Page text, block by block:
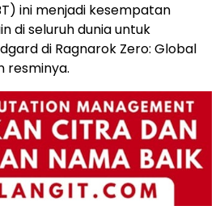
ini menjadi kesempatan
di seluruh dunia untuk
di Ragnarok Zero: Global
resminya.